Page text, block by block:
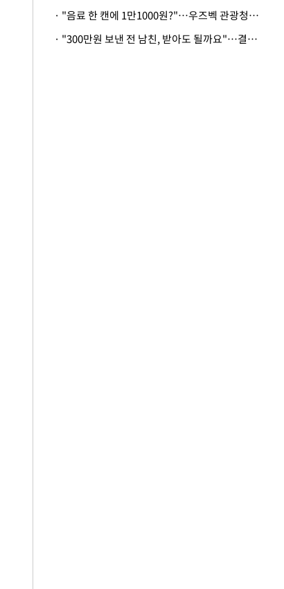
· "음료 한 캔에 1만1000원?"…우즈벡 관광청까지 나섰다, 유튜버 폭로 후폭풍
· "300만원 보낸 전 남친, 받아도 될까요"…결혼 앞둔 예비신부의 뜻밖 고충